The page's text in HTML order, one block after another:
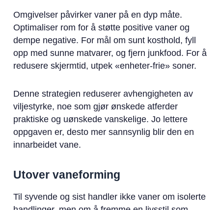
Omgivelser påvirker vaner på en dyp måte.
Optimaliser rom for å støtte positive vaner og
dempe negative. For mål om sunt kosthold, fyll
opp med sunne matvarer, og fjern junkfood. For å
redusere skjermtid, utpek «enheter-frie» soner.
Denne strategien reduserer avhengigheten av
viljestyrke, noe som gjør ønskede atferder
praktiske og uønskede vanskelige. Jo lettere
oppgaven er, desto mer sannsynlig blir den en
innarbeidet vane.
Utover vaneforming
Til syvende og sist handler ikke vaner om isolerte